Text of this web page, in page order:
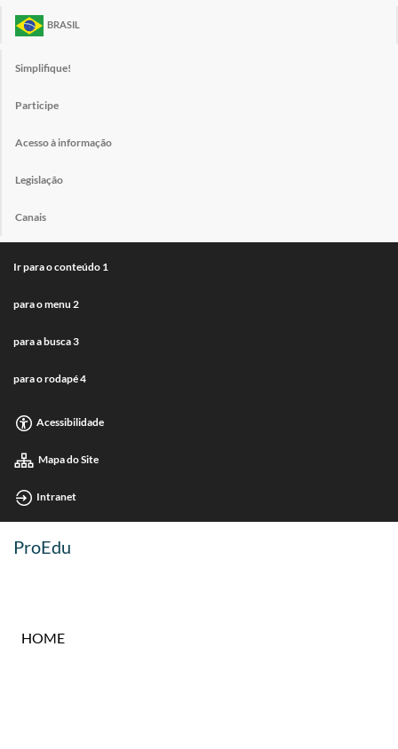
BRASIL
Simplifique!
Participe
Acesso à informação
Legislação
Canais
Ir para o conteúdo 1
para o menu 2
para a busca3
para o rodapé4
Acessibilidade
Mapa do Site
Intranet
ProEdu
HOME